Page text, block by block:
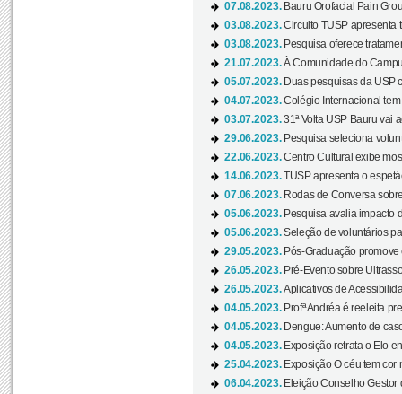
07.08.2023. Bauru Orofacial Pain
03.08.2023.Circuito TUSP apresenta
03.08.2023. Pesquisa oferece
21.07.2023.À Comunidade do
05.07.2023. Duas pesquisas da USP
04.07.2023.Colégio Internacional
03.07.2023.31ª Volta USP Bauru vai
29.06.2023. Pesquisa seleciona
22.06.2023.Centro Cultural exibe
14.06.2023.TUSP apresenta o
07.06.2023. Rodas de Conversa
05.06.2023. Pesquisa avalia impacto
05.06.2023.Seleção de voluntários
29.05.2023. Pós-Graduação
26.05.2023. Pré-Evento sobre
26.05.2023.Aplicativos de
04.05.2023. Profª Andréa é reeleita
04.05.2023. Dengue: Aumento de
04.05.2023. Exposição retrata o Elo
25.04.2023. Exposição O céu tem cor
06.04.2023. Eleição Conselho Gestor